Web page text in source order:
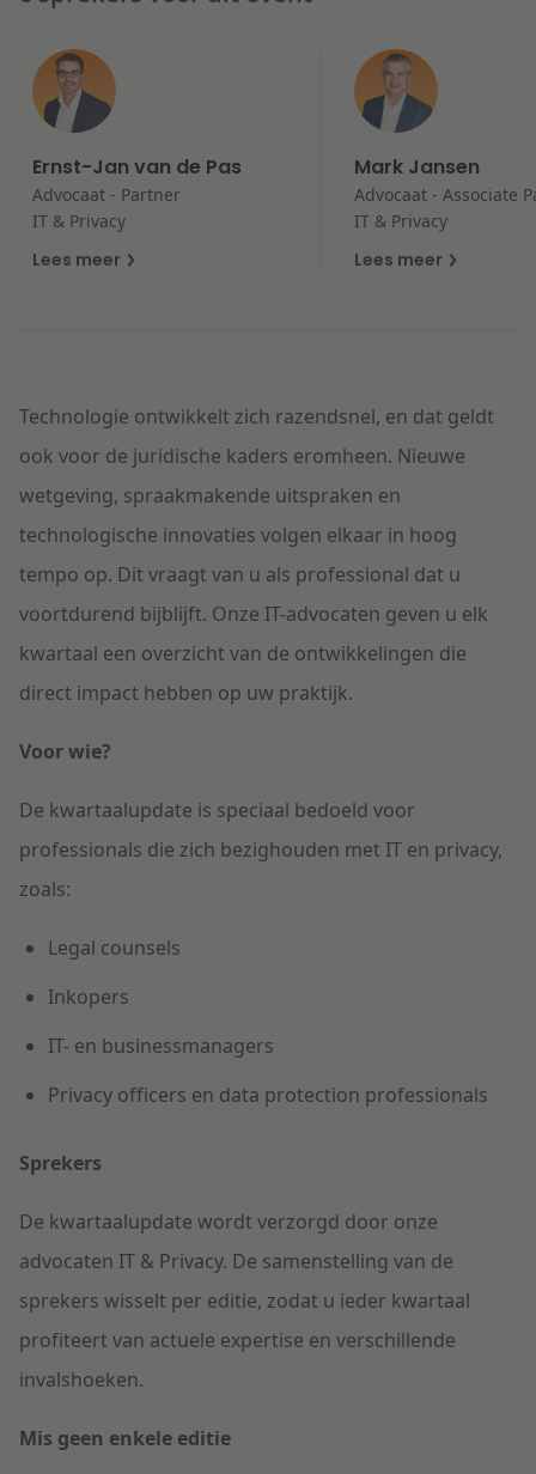
Onderwijs
Ernst-Jan van de Pas
Advocaat - Partner
IT & Privacy
Lees meer
Mark Jansen
Advocaat - Associate
IT & Privacy
Lees meer
Technologie ontwikkelt zich razendsnel, en dat geldt
ook voor de juridische kaders eromheen. Nieuwe
wetgeving, spraakmakende uitspraken en
technologische innovaties volgen elkaar in hoog
tempo op. Dit vraagt van u als professional dat u
voortdurend bijblijft. Onze IT-advocaten geven u elk
kwartaal een overzicht van de ontwikkelingen die
direct impact hebben op uw praktijk.
Voor wie?
De kwartaalupdate is speciaal bedoeld voor
professionals die zich bezighouden met IT en privacy,
zoals:
Legal counsels
Inkopers
IT- en businessmanagers
Privacy officers en data protection professionals
Sprekers
De kwartaalupdate wordt verzorgd door onze
advocaten IT & Privacy. De samenstelling van de
sprekers wisselt per editie, zodat u ieder kwartaal
profiteert van actuele expertise en verschillende
invalshoeken.
Mis geen enkele editie